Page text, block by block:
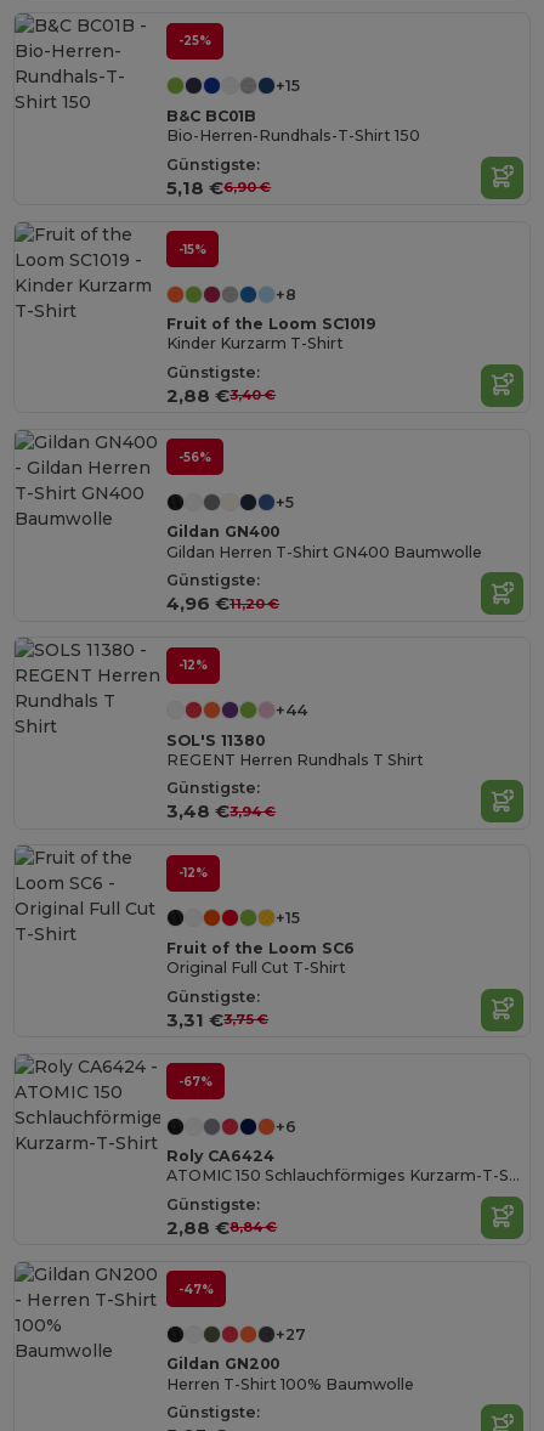
-25%
+15
B&C BC01B
Bio-Herren-Rundhals-T-Shirt 150
Günstigste:
5,18 €6,90 €
-15%
+8
Fruit of the Loom SC1019
Kinder Kurzarm T-Shirt
Günstigste:
2,88 €3,40 €
-56%
+5
Gildan GN400
Gildan Herren T-Shirt GN400 Baumwolle
Günstigste:
4,96 €11,20 €
-12%
+44
SOL'S 11380
REGENT Herren Rundhals T Shirt
Günstigste:
3,48 €3,94 €
-12%
+15
Fruit of the Loom SC6
Original Full Cut T-Shirt
Günstigste:
3,31 €3,75 €
-67%
+6
Roly CA6424
ATOMIC 150 Schlauchförmiges Kurzarm-T-Shirt
Günstigste:
2,88 €8,84 €
-47%
+27
Gildan GN200
Herren T-Shirt 100% Baumwolle
Günstigste: